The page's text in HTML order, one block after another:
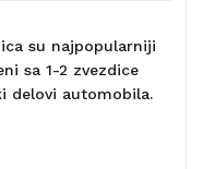
su najpopularniji
sa 1-2 zvezdice
delovi automobila.